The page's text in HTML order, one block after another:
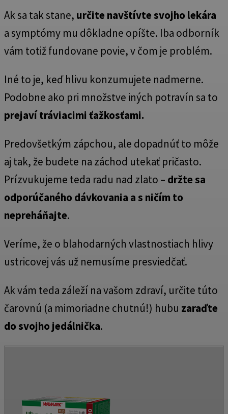
Ak sa tak stane, určite navštívte svojho lekára
a symptómy mu dôkladne opíšte. Iba odborník
vám totiž fundovane povie, v čom je problém.
Iné to je, keď hlivu konzumujete nadmerne.
Podobne ako pri množstve iných potravín sa to
prejaví tráviacimi ťažkosťami.
Predovšetkým zápchou, ale dopadnúť to môže
aj tak, že budete na záchod utekať pričasto.
Prízvukujeme teda radu nad zlato – držte sa
odporúčaného dávkovania a s ničím to
nepreháňajte.
Veríme, že o blahodarných vlastnostiach hlivy
ustricovej vás už nemusíme presviedčať.
Ak vám teda záleží na vašom zdraví, určite túto
čarovnú (a mimoriadne chutnú!) hubu zaraďte
do svojho jedálnička.